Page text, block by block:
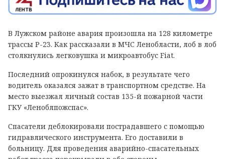
В Лужском районе авария произошла на 128 километре
трассы Р-23. Как рассказали в МЧС Ленобласти, лоб в лоб
столкнулись легковушка и микроавтобус Fiat.
Последний опрокинулся набок, в результате чего
водитель оказался зажат в транспортном средстве. На
место выезжал личный состав 135-й пожарной части
ГКУ «Леноблпожспас».
Спасатели деблокировали пострадавшего с помощью
гидравлического инструмента. Его доставили в
больницу. Для проведения аварийно-спасательных